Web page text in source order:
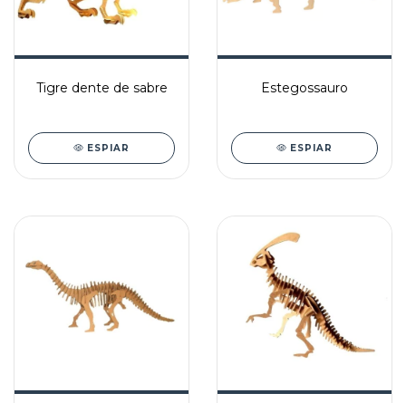
Tigre dente de sabre
ESPIAR
Estegossauro
ESPIAR